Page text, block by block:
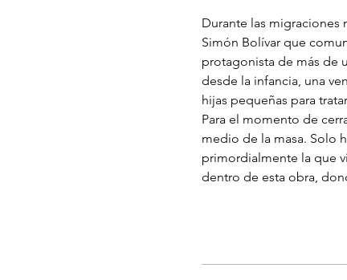
Durante las
Simón Bolívar que
protagonista de más de
desde la infancia, una
hijas pequeñas para
Para el momento de
medio de la masa. Solo
primordialmente la que
dentro de esta obra,